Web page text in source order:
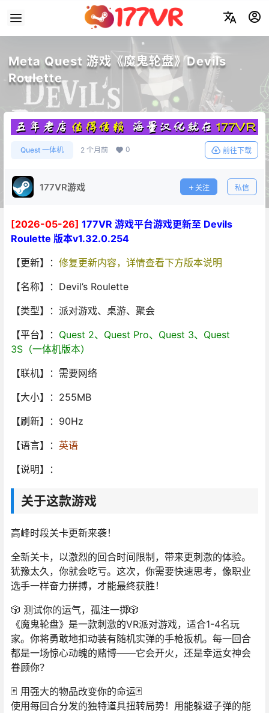
Meta Quest 游戏《魔鬼轮盘》Devils
Roulette
Quest 一体机 2 个月前 0 前往下载
177VR游戏 关注 私信
[2026-05-26] 177VR 游戏平台游戏更新至 Devils
Roulette 版本v1.32.0.254
【更新】： 修复更新内容，详情查看下方版本说明
【名称】：Devil’s Roulette
【类型】：派对游戏、桌游、聚会
【平台】： Quest 2、Quest Pro、Quest 3、Quest
3S（一体机版本）
【联机】：需要网络
【大小】：255MB
【刷新】：90Hz
【语言】： 英语
【说明】：
关于这款游戏
高峰时段关卡更新来袭！
全新关卡，以激烈的回合时间限制，带来更刺激的体验。
犹豫太久，你就会吃亏。这次，你需要快速思考，像职业
选手一样奋力拼搏，才能最终获胜！
🎲 测试你的运气，孤注一掷🎲
《魔鬼轮盘》是一款刺激的VR派对游戏，适合1-4名玩
家。你将勇敢地扣动装有随机实弹的手枪扳机。每一回合
都是一场惊心动魄的赌博——它会开火，还是幸运女神会
眷顾你？
🃏 用强大的物品改变你的命运🃏
使用每回合分发的独特道具扭转局势！用能躲避子弹的能